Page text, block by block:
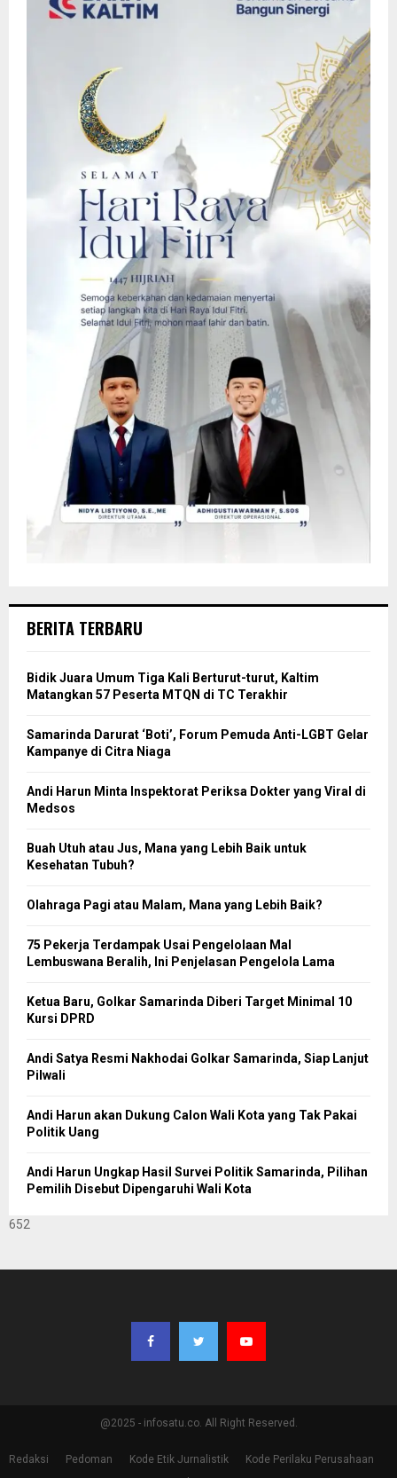
BERITA TERBARU
Bidik Juara Umum Tiga Kali Berturut-turut, Kaltim
Matangkan 57 Peserta MTQN di TC Terakhir
Samarinda Darurat ‘Boti’, Forum Pemuda Anti-LGBT Gelar
Kampanye di Citra Niaga
Andi Harun Minta Inspektorat Periksa Dokter yang Viral di
Medsos
Buah Utuh atau Jus, Mana yang Lebih Baik untuk
Kesehatan Tubuh?
Olahraga Pagi atau Malam, Mana yang Lebih Baik?
75 Pekerja Terdampak Usai Pengelolaan Mal
Lembuswana Beralih, Ini Penjelasan Pengelola Lama
Ketua Baru, Golkar Samarinda Diberi Target Minimal 10
Kursi DPRD
Andi Satya Resmi Nakhodai Golkar Samarinda, Siap Lanjut
Pilwali
Andi Harun akan Dukung Calon Wali Kota yang Tak Pakai
Politik Uang
Andi Harun Ungkap Hasil Survei Politik Samarinda, Pilihan
Pemilih Disebut Dipengaruhi Wali Kota
652
@2025 - infosatu.co. All Right Reserved.
Redaksi Pedoman Kode Etik Jurnalistik
Kode Perilaku Perusahaan